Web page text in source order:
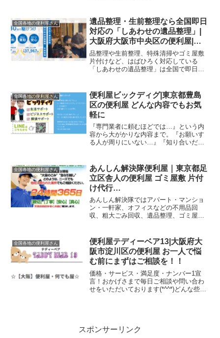
全国各地の便利屋さん
遺品整理・生前整理なら全国即日
対応の「しあわせの遺品整理」|
大阪府大阪市中央区の便利屋|特
殊清掃やゴミ屋敷片付けなど、は
ばひろく対応
品整理や生前整理、特殊清掃やゴミ屋敷
片付けなど、はばひろく対応している
「しあわせの遺品整理」は全国で即日に
全国各地の便利屋さん
便利屋ビックディグ|東京都豊島
区の便利屋 どんな内容でもお気
軽に
『専門業者に頼むほどでは…』という内
容から大がかりな内容まで。『お願いす
る人が周りにいない…』『知り合いだと
全国各地の便利屋さん
あんしん解決隊便利屋｜東京都足
立区舎人の便利屋 ゴミ屋敷 片付
け代行…
あんしん解決隊ではアパート・マンショ
ン・一軒家、オフィスなどの不用品回
収、粗大ごみ回収、遺品整理、ゴミ屋敷
全国各地の便利屋さん
便利屋テディーベア13|大阪府大
阪市淀川区の便利屋 お一人で悩
む前にまずはご相談を！！
価格・サービス・満足度・ナンバー1宣
言！おかげさまで毎日ご相談や問い合わ
せをいただいております(*^^*)どんな些細
スポンサーリンク